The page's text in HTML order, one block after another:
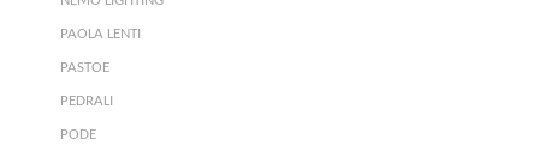
PAOLA LENTI
PASTOE
PEDRALI
PODE